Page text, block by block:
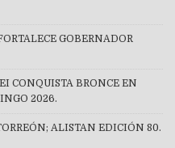
GOBERNADOR
CONQUISTA BRONCE EN
2026.
ALISTAN EDICIÓN 80.